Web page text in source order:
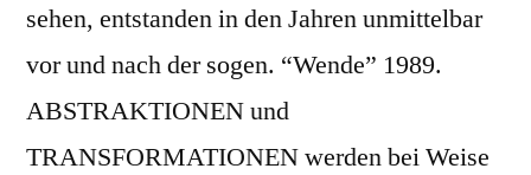
sehen, entstanden in den Jahren unmittelbar
vor und nach der sogen. “Wende” 1989.
ABSTRAKTIONEN und
TRANSFORMATIONEN werden bei Weise